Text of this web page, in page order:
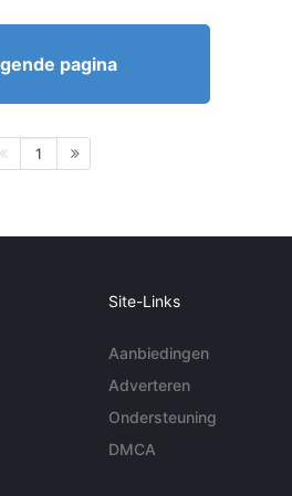
pagina
1
Site-Links
Aanbiedingen
Adverteren
Ondersteuning
DMCA